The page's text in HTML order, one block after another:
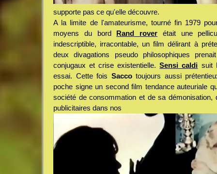
supporte pas ce qu'elle découvre.
A la limite de l'amateurisme, tourné fin 1979
moyens du bord Rand rover était une
indescriptible, irracontable, un film délirant à
deux divagations pseudo philosophiques
conjugaux et crise existentielle.Sensi caldi suit
essai. Cette fois Saccotoujours aussi
poche signe un second film tendance auteuriale
société de consommation et de sa démonisation,
publicitaires dans nos